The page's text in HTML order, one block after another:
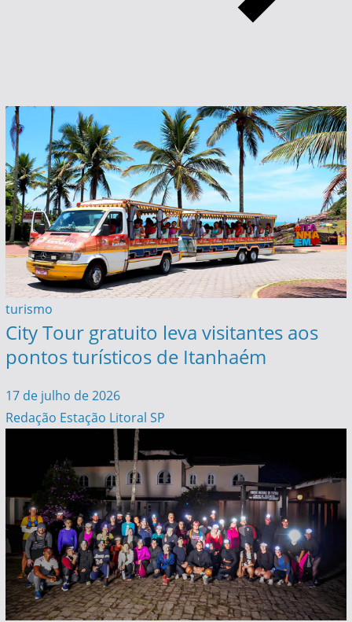
turismo
City Tour gratuito leva visitantes aos
pontos turísticos de Itanhaém
17 de julho de 2026
Redação Estação Litoral SP